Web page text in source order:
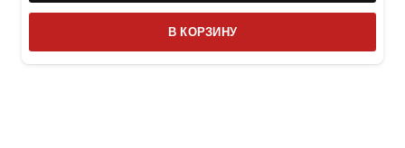
В КОРЗИНУ